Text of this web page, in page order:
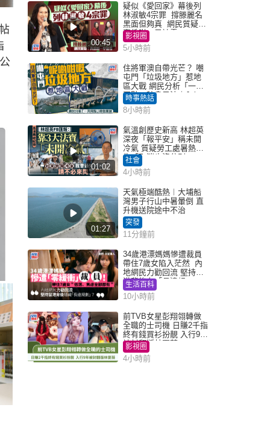
00:45
疑似《愛回家》幕後列
林淑敏4宗罪 撐滕麗名
黑面但夠真 網民質疑：
真係咁一早被雪
影視圈
5小時前
住將軍澳自帶光芒？ 嘲
屯門「垃圾地方」惹地
區大戰 網民分析「一共
同點」秒息風波｜Juicy
叮
時事熱話
8小時前
01:02
氣溫創歷史新高 林超英
深夜「報平安」稱未開
冷氣 質疑勞工處暑熱警
告「取消也沒分別」
社會
4小時前
01:27
天氣極端酷熱︱大埔船
灣男子行山中暑暈倒 直
升機送院途中不治
突發
11分鐘前
34歲港漂媽媽慘遭裁員
帶住7歲女陷入茫然 內
地網民力勸回流 堅持留
港背後有「長遠規
劃」？
生活百科
10小時前
前TVB女星彭翔翎轉做
全職的士司機 日賺2千指
終有錢買衫扮靚 入行9年
被封翻版林夏薇
影視圈
4小時前